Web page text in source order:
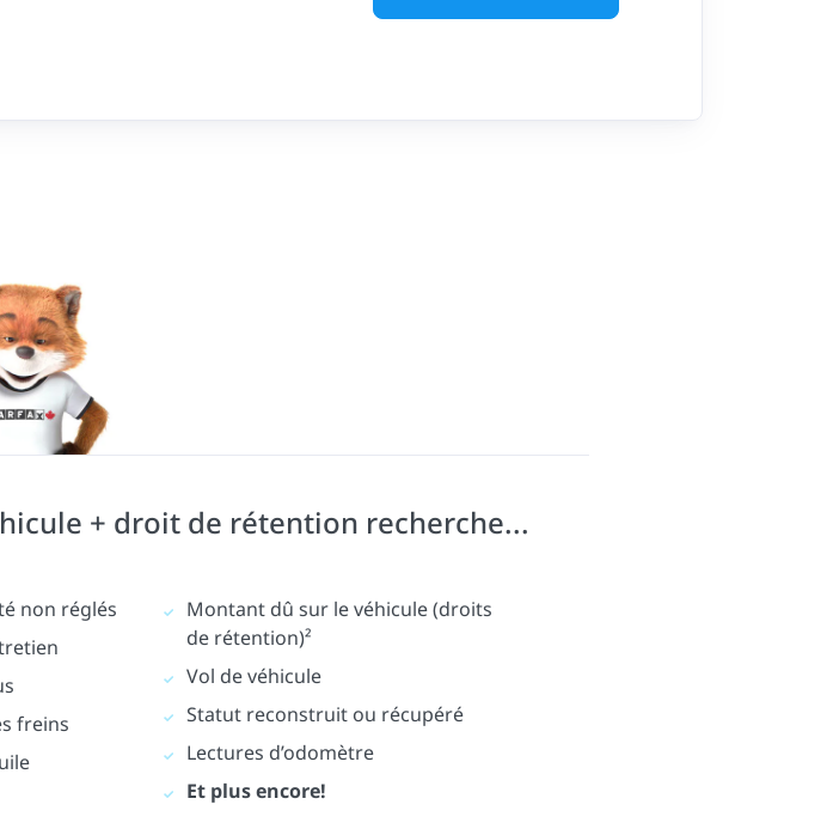
+ droit de rétention recherche...
non réglés
freins
Montant dû sur le véhicule (droits
de rétention)²
Vol de véhicule
Statut reconstruit ou récupéré
Lectures d’odomètre
Et plus encore!